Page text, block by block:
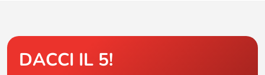
DACCI IL 5!